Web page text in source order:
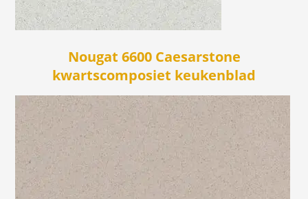
Nougat 6600 Caesarstone
kwartscomposiet keukenblad